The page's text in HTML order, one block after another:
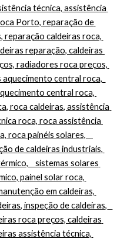
técnica, assistência
Porto, reparação de
reparação caldeiras roca,
reparação, caldeiras
radiadores roca preços,
central roca,
central roca,
roca caldeiras, assistência
roca, roca assistência
roca painéis solares,
de caldeiras industriais,
sistemas solares
painel solar roca,
em caldeiras,
inspeção de caldeiras,
roca preços, caldeiras
assistência técnica,